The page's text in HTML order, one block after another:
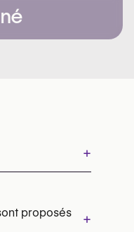
+
proposés
+